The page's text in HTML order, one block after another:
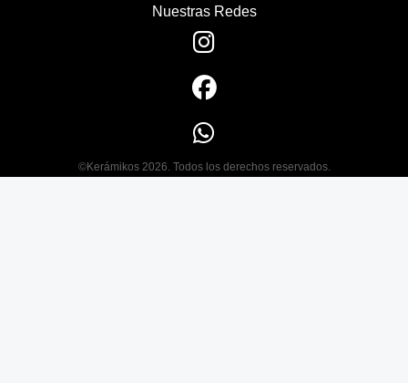
Nuestras Redes
©Kerámikos 2026. Todos los derechos reservados.